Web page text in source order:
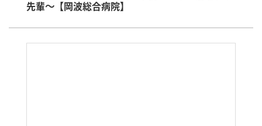
先輩～【岡波総合病院】